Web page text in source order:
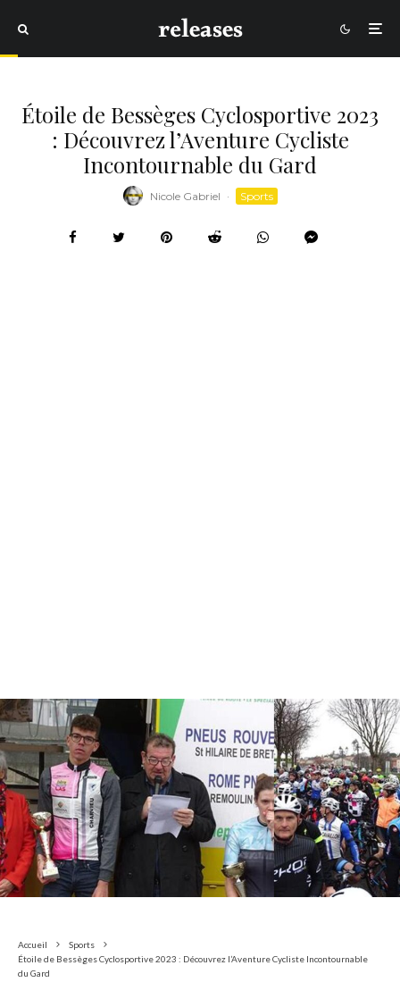
Étoile de Bessèges Cyclosportive 2023
: Découvrez l’Aventure Cycliste
Incontournable du Gard
Nicole Gabriel · Sports
Accueil
Sports
Étoile de Bessèges Cyclosportive 2023 : Découvrez l’Aventure Cycliste Incontournable
du Gard